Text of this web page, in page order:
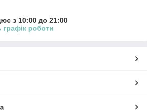
з 10:00 до 21:00
графік роботи